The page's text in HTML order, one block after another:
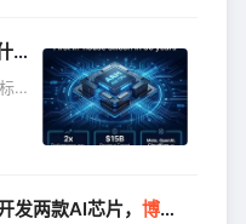
磷
衬
，
？
志
片
推
终
发两款AI芯片， 博通